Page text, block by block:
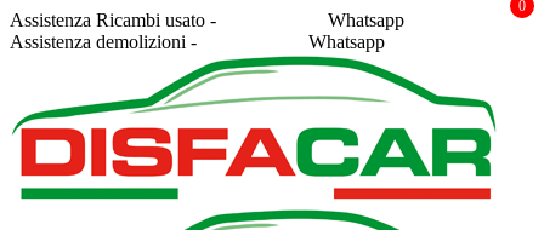
Assistenza Ricambi usato -
Whatsapp
Assistenza demolizioni -
Whatsapp
0